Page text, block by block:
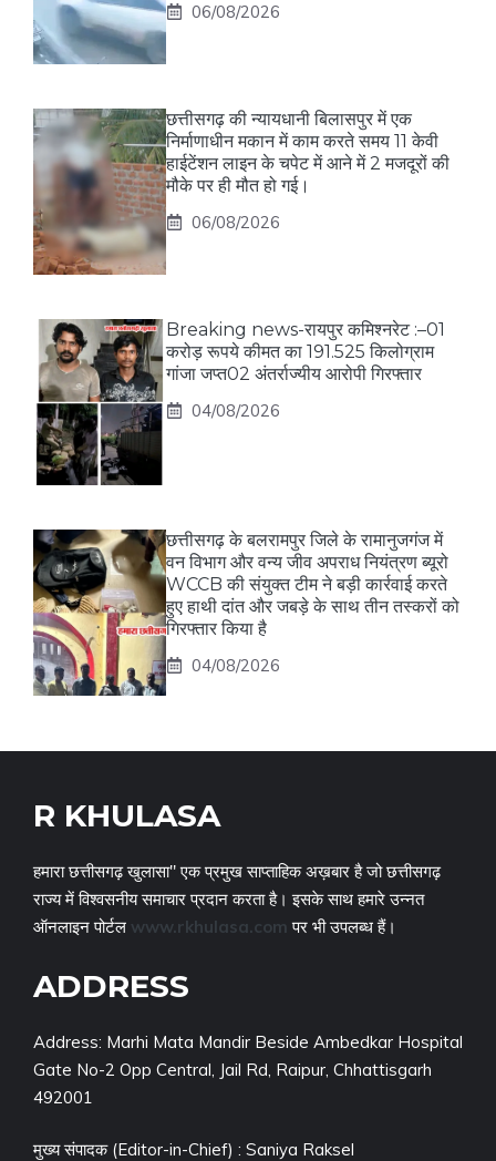
06/08/2026
छत्तीसगढ़ की न्यायधानी बिलासपुर में एक
निर्माणाधीन मकान में काम करते समय 11 केवी
हाईटेंशन लाइन के चपेट में आने में 2 मजदूरों की
मौके पर ही मौत हो गई।
06/08/2026
Breaking news-रायपुर कमिश्नरेट :–01
करोड़ रूपये कीमत का 191.525 किलोग्राम
गांजा जप्त02 अंतर्राज्यीय आरोपी गिरफ्तार
04/08/2026
छत्तीसगढ़ के बलरामपुर जिले के रामानुजगंज में
वन विभाग और वन्य जीव अपराध नियंत्रण ब्यूरो
WCCB की संयुक्त टीम ने बड़ी कार्रवाई करते
हुए हाथी दांत और जबड़े के साथ तीन तस्करों को
गिरफ्तार किया है
04/08/2026
R KHULASA
हमारा छत्तीसगढ़ खुलासा" एक प्रमुख साप्ताहिक अख़बार है जो छत्तीसगढ़
राज्य में विश्वसनीय समाचार प्रदान करता है। इसके साथ हमारे उन्नत
ऑनलाइन पोर्टल www.rkhulasa.com पर भी उपलब्ध हैं।
ADDRESS
Address: Marhi Mata Mandir Beside Ambedkar Hospital
Gate No-2 Opp Central, Jail Rd, Raipur, Chhattisgarh
492001
मुख्य संपादक (Editor-in-Chief) : Saniya Raksel